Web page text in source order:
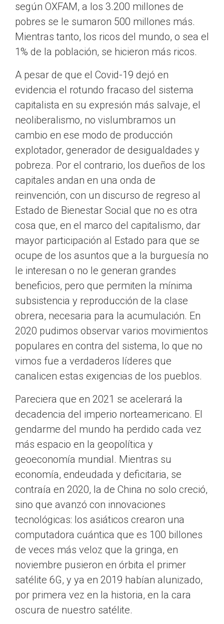
según OXFAM, a los 3.200 millones de
pobres se le sumaron 500 millones más.
Mientras tanto, los ricos del mundo, o sea el
1% de la población, se hicieron más ricos.
A pesar de que el Covid-19 dejó en
evidencia el rotundo fracaso del sistema
capitalista en su expresión más salvaje, el
neoliberalismo, no vislumbramos un
cambio en ese modo de producción
explotador, generador de desigualdades y
pobreza. Por el contrario, los dueños de los
capitales andan en una onda de
reinvención, con un discurso de regreso al
Estado de Bienestar Social que no es otra
cosa que, en el marco del capitalismo, dar
mayor participación al Estado para que se
ocupe de los asuntos que a la burguesía no
le interesan o no le generan grandes
beneficios, pero que permiten la mínima
subsistencia y reproducción de la clase
obrera, necesaria para la acumulación. En
2020 pudimos observar varios movimientos
populares en contra del sistema, lo que no
vimos fue a verdaderos líderes que
canalicen estas exigencias de los pueblos.
Pareciera que en 2021 se acelerará la
decadencia del imperio norteamericano. El
gendarme del mundo ha perdido cada vez
más espacio en la geopolítica y
geoeconomía mundial. Mientras su
economía, endeudada y deficitaria, se
contraía en 2020, la de China no solo creció,
sino que avanzó con innovaciones
tecnológicas: los asiáticos crearon una
computadora cuántica que es 100 billones
de veces más veloz que la gringa, en
noviembre pusieron en órbita el primer
satélite 6G, y ya en 2019 habían alunizado,
por primera vez en la historia, en la cara
oscura de nuestro satélite.